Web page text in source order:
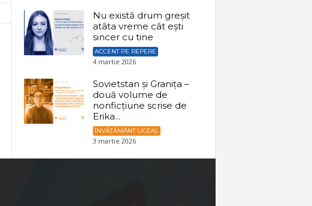
Nu există drum greșit
atâta vreme cât ești
sincer cu tine
ACCENT PE REPERE
4 martie 2026
Sovietstan și Granița –
două volume de
nonficțiune scrise de
Erika...
ÎNVĂȚĂMÂNT LICEAL
3 martie 2026